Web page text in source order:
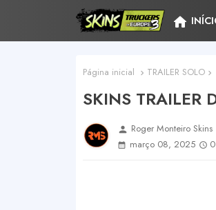
home
Página inicial TRAILER SOLO
SKINS TRAILER
person Roger Monteiro Skins
março 08, 2025